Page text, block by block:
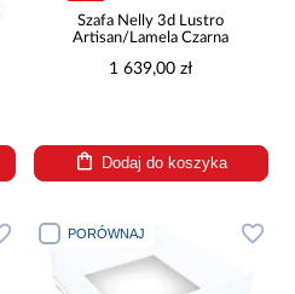
Szafa Nelly 3d Lustro
Artisan/Lamela Czarna
1 639,00 zł
Dodaj do koszyka
PORÓWNAJ